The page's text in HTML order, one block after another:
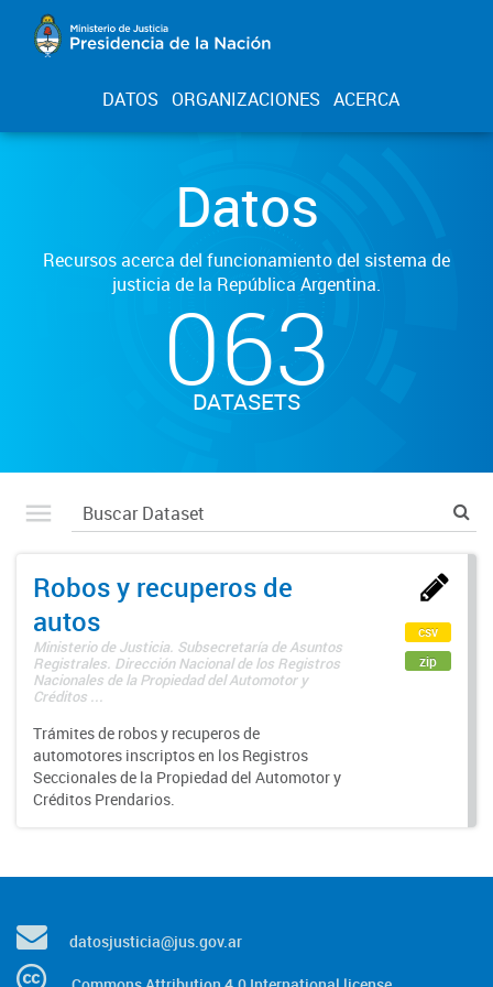
DATOS ORGANIZACIONES ACERCA
Datos
Recursos acerca del funcionamiento del sistema de
justicia de la República Argentina.
063
DATASETS
Robos y recuperos de
autos
Ministerio de Justicia. Subsecretaría de Asuntos
Registrales. Dirección Nacional de los Registros
Nacionales de la Propiedad del Automotor y
Créditos ...
Trámites de robos y recuperos de
automotores inscriptos en los Registros
Seccionales de la Propiedad del Automotor y
Créditos Prendarios.
csv
zip
datosjusticia@jus.gov.ar